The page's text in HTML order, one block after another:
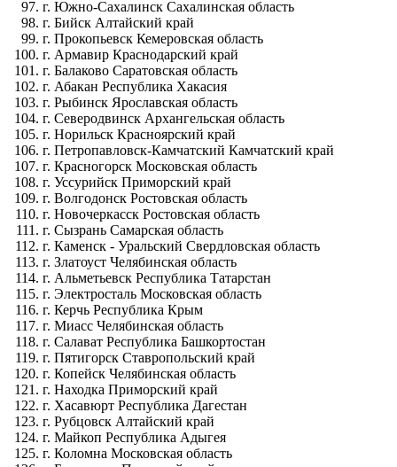
г. Южно-Сахалинск Сахалинская область
г. Бийск Алтайский край
г. Прокопьевск Кемеровская область
г. Армавир Краснодарский край
г. Балаково Саратовская область
г. Абакан Республика Хакасия
г. Рыбинск Ярославская область
г. Северодвинск Архангельская область
г. Норильск Красноярский край
г. Петропавловск-Камчатский Камчатский край
г. Красногорск Московская область
г. Уссурийск Приморский край
г. Волгодонск Ростовская область
г. Новочеркасск Ростовская область
г. Сызрань Самарская область
г. Каменск - Уральский Свердловская область
г. Златоуст Челябинская область
г. Альметьевск Республика Татарстан
г. Электросталь Московская область
г. Керчь Республика Крым
г. Миасс Челябинская область
г. Салават Республика Башкортостан
г. Пятигорск Ставропольский край
г. Копейск Челябинская область
г. Находка Приморский край
г. Хасавюрт Республика Дагестан
г. Рубцовск Алтайский край
г. Майкоп Республика Адыгея
г. Коломна Московская область